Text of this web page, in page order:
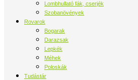
Lombhullató fák, cserjék
Szobanövények
Rovarok
Bogarak
Darazsak
Lepkék
Méhek
Poloskák
Tudástár